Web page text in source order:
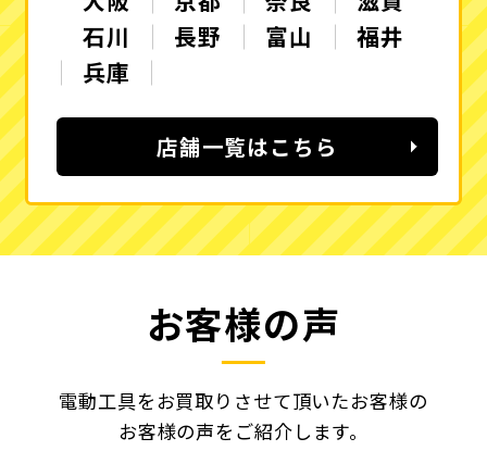
石川
長野 富山
福井
兵庫
店舗一覧はこちら
お客様の声
電動工具をお買取りさせて頂いたお客様の
お客様の声をご紹介します。